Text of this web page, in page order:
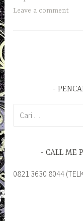
Leave a comment
CALL ME
0821 3630 8044